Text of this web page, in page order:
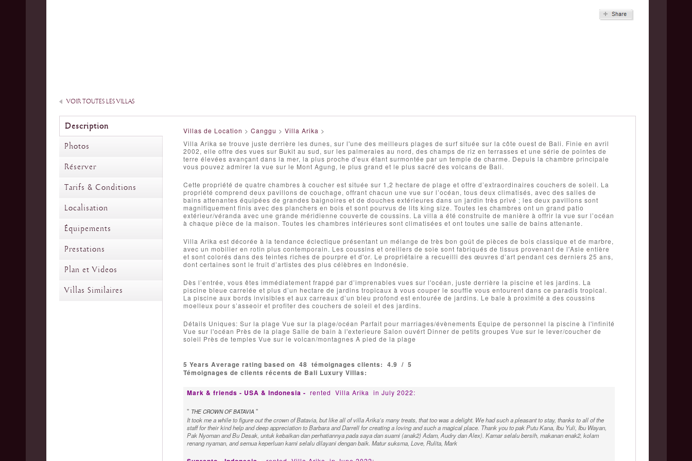
VOIR TOUTES LES VILLAS
Description
Photos
Réserver
Tarifs & Conditions
Localisation
Équipements
Prestations
Plan et Videos
Villas Similaires
Villas de Location > Canggu > Villa Arika >
Villa Arika se trouve juste derrière les dunes, sur l'une des meilleurs plages de surf située sur la côte ouest de Bali. Finie en avril
2002, elle offre des vues sur Bukit au sud, sur les palmeraies au nord, des champs de riz en terrasses et une série de pointes de
terre élevées avançant dans la mer, la plus proche d'eux étant surmontée par un temple de charme. Depuis la chambre principale
vous pouvez admirer la vue sur le Mont Agung, le plus grand et le plus sacré des volcans de Bali.
Cette propriété de quatre chambres à coucher est située sur 1,2 hectare de plage et offre d’extraordinaires couchers de soleil. La
propriété comprend deux pavillons de couchage, offrant chacun une vue sur l’océan, tous deux climatisés, avec des salles de
bains attenantes équipées de grandes baignoires et de douches extérieures dans un jardin très privé ; les deux pavillons sont
magnifiquement finis avec des planchers en bois et sont pourvus de lits king size. Toutes les chambres ont un grand patio
extérieur/véranda avec une grande méridienne couverte de coussins. La villa a été construite de manière à offrir la vue sur l’océan
à chaque pièce de la maison. Toutes les chambres intérieures sont climatisées et ont toutes une salle de bains attenante.
Villa Arika est décorée à la tendance éclectique présentant un mélange de très bon goût de pièces de bois classique et de marbre,
avec un mobilier en rotin plus contemporain. Les coussins et oreillers de soie sont fabriqués de tissus provenant de l'Asie entière
et sont colorés dans des teintes riches de pourpre et d'or. Le propriétaire a recueilli des œuvres d’art pendant ces derniers 25 ans,
dont certaines sont le fruit d’artistes des plus célèbres en Indonésie.
Dès l’entrée, vous êtes immédiatement frappé par d’imprenables vues sur l'océan, juste derrière la piscine et les jardins. La
piscine bleue carrelée et plus d’un hectare de jardins tropicaux à vous couper le souffle vous entourent dans ce paradis tropical.
La piscine aux bords invisibles et aux carreaux d’un bleu profond est entourée de jardins. Le bale à proximité a des coussins
moelleux pour s’asseoir et profiter des couchers de soleil et des jardins.
Détails Uniques: Sur la plage Vue sur la plage/océan Parfait pour marriages/évènements Equipe de personnel la piscine à l'infinité
Vue sur l'océan Près de la plage Salle de bain à l'exterieure Salon ouvért Dinner de petits groupes Vue sur le lever/coucher de
soleil Près de temples Vue sur le volcan/montagnes A pied de la plage
5 Years Average rating based on 48 témoignages clients: 4.9 / 5
Témoignages de clients récents de Bali Luxury Villas:
Mark & friends - USA & Indonesia - rented Villa Arika in July 2022:
" THE CROWN OF BATAVIA "
It took me a while to figure out the crown of Batavia, but like all of villa Arika’s many treats, that too was a delight. We had such a pleasant to stay, thanks to all of the
staff for their kind help and deep appreciation to Barbara and Darrell for creating a loving and such a magical place. Thank you to pak Putu Kana, Ibu Yuli, Ibu Wayan,
Pak Nyoman and Bu Desak, untuk kebaikan dan perhatiannya pada saya dan suami (anak2) Adam, Audry dan Alex). Kamar selalu bersih, makanan enak2, kolam
renang nyaman, and semua keperluan kami selalu dilayani dengan baik. Matur suksma, Love, Rulita, Mark